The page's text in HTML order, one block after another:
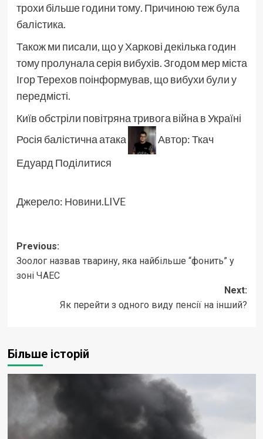
трохи більше години тому. Причиною теж була
балістика.
Також ми писали, що у Харкові декілька годин
тому пролунала серія вибухів. Згодом мер міста
Ігор Терехов поінформував, що вибухи були у
передмісті.
Київ обстріли повітряна тривога війна в Україні
Росія балістична атака
Автор:Ткач
Едуард Поділитися
Джерело: Новини.LIVE
Post
navigation
Previous:
Зоолог назвав тварину, яка найбільше “фонить” у
зоні ЧАЕС
Next:
Як перейти з одного виду пенсії на інший?
Більше історій